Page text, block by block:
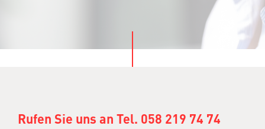
Rufen Sie uns an Tel. 058 219 74 74